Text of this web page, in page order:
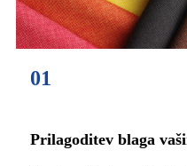
01
Prilagoditev blaga